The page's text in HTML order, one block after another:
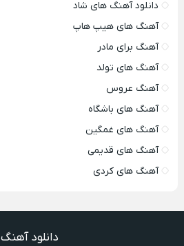
دانلود آهنگ های شاد
آهنگ های هیپ هاپ
آهنگ برای مادر
آهنگ های تولد
آهنگ عروس
آهنگ های باشگاه
آهنگ های غمگین
آهنگ های قدیمی
آهنگ های کردی
دانلود آهنگ